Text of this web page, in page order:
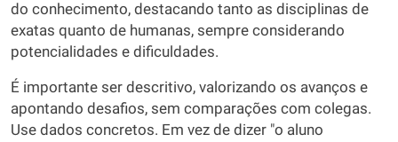
do conhecimento, destacando tanto as disciplinas de
exatas quanto de humanas, sempre considerando
potencialidades e dificuldades.
É importante ser descritivo, valorizando os avanços e
apontando desafios, sem comparações com colegas.
Use dados concretos. Em vez de dizer "o aluno